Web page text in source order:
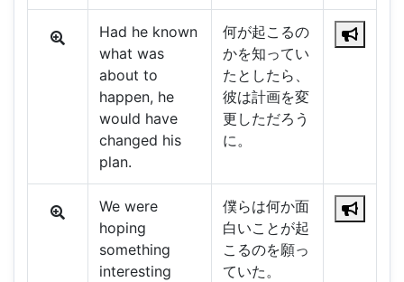
Had he known
what was
about to
happen, he
would have
changed his
plan.
何が起こるの
かを知ってい
たとしたら、
彼は計画を変
更しただろう
に。
We were
hoping
something
interesting
僕らは何か面
白いことが起
こるのを願っ
ていた。